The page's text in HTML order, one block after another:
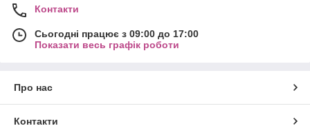
Контакти
Сьогодні працює з 09:00 до 17:00
Показати весь графік роботи
Про нас
Контакти